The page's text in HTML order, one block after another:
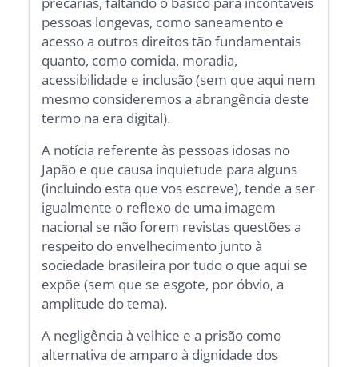
pessoas longevas, como saneamento e
acesso a outros direitos tão fundamentais
quanto, como comida, moradia,
acessibilidade e inclusão (sem que aqui nem
mesmo consideremos a abrangência deste
termo na era digital).
A notícia referente às pessoas idosas no
Japão e que causa inquietude para alguns
(incluindo esta que vos escreve), tende a ser
igualmente o reflexo de uma imagem
nacional se não forem revistas questões a
respeito do envelhecimento junto à
sociedade brasileira por tudo o que aqui se
expõe (sem que se esgote, por óbvio, a
amplitude do tema).
A negligência à velhice e a prisão como
alternativa de amparo à dignidade dos